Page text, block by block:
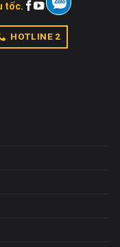
tốc.
HOTLINE 2